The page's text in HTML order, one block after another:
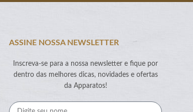
ASSINE NOSSA NEWSLETTER
Inscreva-se para a nossa newsletter e fique por
dentro das melhores dicas, novidades e ofertas
da Apparatos!